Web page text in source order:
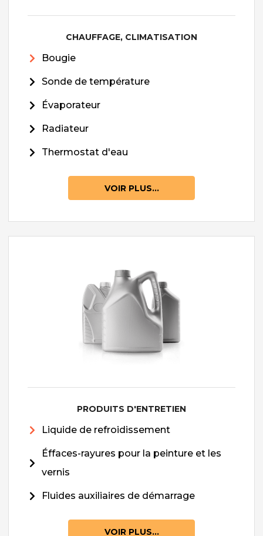
CHAUFFAGE, CLIMATISATION
Bougie
Sonde de température
Évaporateur
Radiateur
Thermostat d'eau
VOIR PLUS...
PRODUITS D'ENTRETIEN
Liquide de refroidissement
Éffaces-rayures pour la peinture et les
vernis
Fluides auxiliaires de démarrage
VOIR PLUS...